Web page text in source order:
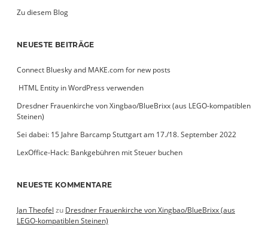
Zu diesem Blog
NEUESTE BEITRÄGE
Connect Bluesky and MAKE.com for new posts
­ HTML Entity in WordPress verwenden
Dresdner Frauenkirche von Xingbao/BlueBrixx (aus LEGO-kompatiblen
Steinen)
Sei dabei: 15 Jahre Barcamp Stuttgart am 17./18. September 2022
LexOffice-Hack: Bankgebühren mit Steuer buchen
NEUESTE KOMMENTARE
Jan Theofel zu Dresdner Frauenkirche von Xingbao/BlueBrixx (aus
LEGO-kompatiblen Steinen)